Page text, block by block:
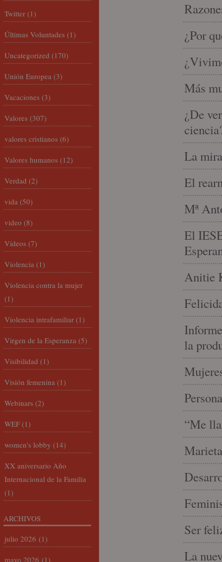
¿Por
Más
¿De
La
El
Mª
El
Anitie
la
“Me
Ser
La
Twitter (1)
Últimas Voluntades (1)
Uncategorized (170)
Unión Europea (3)
Vacaciones (3)
Valores (307)
valores cristianos (6)
Valores humanos (12)
Verdad (2)
vida (50)
video (8)
Vídeos (7)
Violencia (1)
Violencia contra la mujer
(1)
Violencia intrafamiliar (1)
Virgen de la Esperanza (5)
Visibilidad (1)
Visión femenina (1)
Webinars (2)
WEF (1)
women's lobby (14)
XX aniversario Año
Internacional de la Familia
(1)
ARCHIVOS
julio 2026 (1)
mayo 2026 (1)